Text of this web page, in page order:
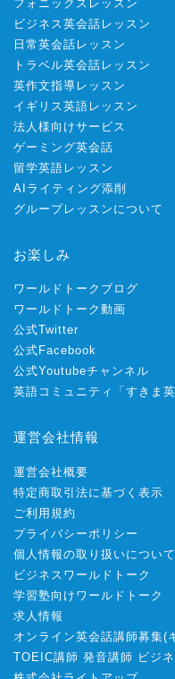
フォニックスレッスン
ビジネス英会話レッスン
日常英会話レッスン
トラベル英会話レッスン
英作文指導レッスン
イギリス英語レッスン
法人様向けサービス
ゲーミング英会話
留学英語レッスン
AIライティング添削
グループレッスンについて
お楽しみ
ワールドトークブログ
ワールドトーク動画
公式Twitter
公式Facebook
公式Youtubeチャンネル
英語コミュニティ「すきま英
運営会社情報
運営会社概要
特定商取引法に基づく表示
ご利用規約
プライバシーポリシー
個人情報の取り扱いについて
ビジネスワールドトーク
学習塾向けワールドトーク
求人情報
オンライン英会話講師募集(
TOEIC講師 発音講師 ビジ